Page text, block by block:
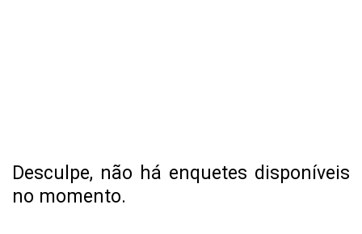
Desculpe, não há enquetes disponíveis
no momento.